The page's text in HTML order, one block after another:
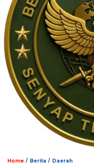
Home / Berita / Daerah